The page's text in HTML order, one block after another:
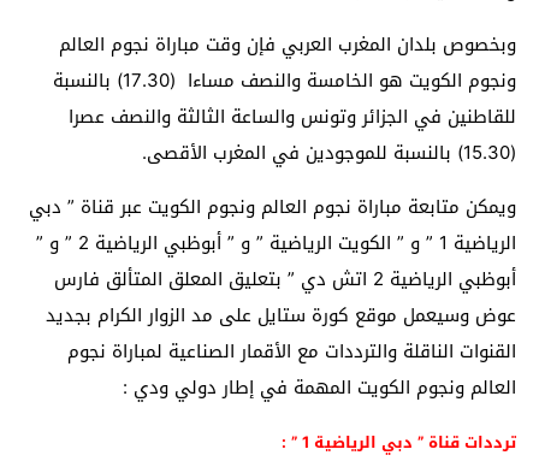
وبخصوص بلدان المغرب العربي فإن وقت مباراة نجوم العالم
ونجوم الكويت هو الخامسة والنصف مساءا (17.30) بالنسبة
للقاطنين في الجزائر وتونس والساعة الثالثة والنصف عصرا
(15.30) بالنسبة للموجودين في المغرب الأقصى.
ويمكن متابعة مباراة نجوم العالم ونجوم الكويت عبر قناة ” دبي
الریاضیة 1 ” و ” الكويت الرياضية ” و ” أبوظبي الرياضية 2 ” و ”
أبوظبي الرياضية 2 اتش دي ” بتعليق المعلق المتألق فارس
عوض وسيعمل موقع كورة ستايل على مد الزوار الكرام بجديد
القنوات الناقلة والترددات مع الأقمار الصناعية لمباراة نجوم
العالم ونجوم الكويت المهمة في إطار دولي ودي :
ترددات قناة ” دبي الریاضیة 1 ” :